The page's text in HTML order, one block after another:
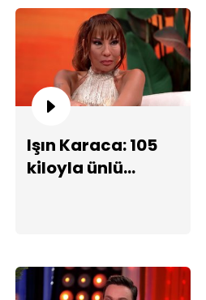
Işın Karaca: 105
kiloyla ünlü